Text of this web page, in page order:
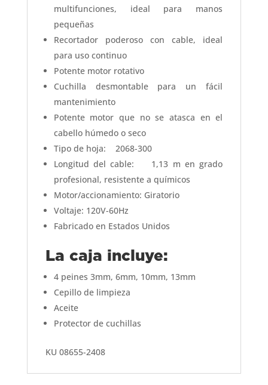
multifunciones, ideal para manos
pequeñas
Recortador poderoso con cable, ideal
para uso continuo
Potente motor rotativo
Cuchilla desmontable para un fácil
mantenimiento
Potente motor que no se atasca en el
cabello húmedo o seco
Tipo de hoja: 2068-300
Longitud del cable: 1,13 m en grado
profesional, resistente a químicos
Motor/accionamiento: Giratorio
Voltaje: 120V-60Hz
Fabricado en Estados Unidos
La caja incluye:
4 peines 3mm, 6mm, 10mm, 13mm
Cepillo de limpieza
Aceite
Protector de cuchillas
KU 08655-2408